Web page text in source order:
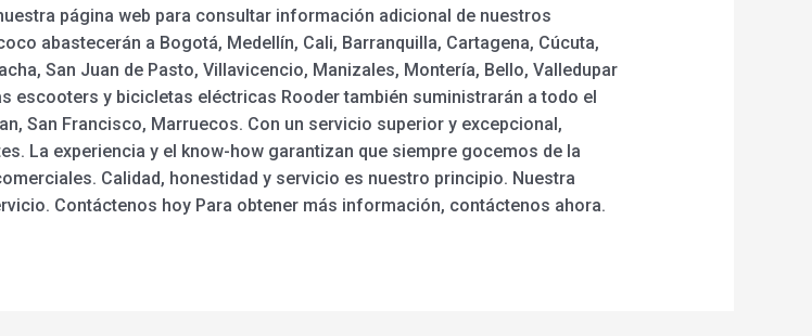
página web para consultar información adicional de nuestros
abastecerán a Bogotá, Medellín, Cali, Barranquilla, Cartagena, Cúcuta,
San Juan de Pasto, Villavicencio, Manizales, Montería, Bello, Valledupar
escooters y bicicletas eléctricas Rooder también suministrarán a todo el
San Francisco, Marruecos. Con un servicio superior y excepcional,
La experiencia y el know-how garantizan que siempre gocemos de la
Calidad, honestidad y servicio es nuestro principio. Nuestra
Contáctenos hoy Para obtener más información, contáctenos ahora.